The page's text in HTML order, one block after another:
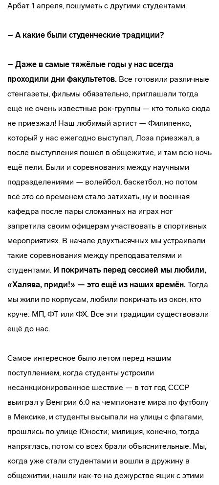
Арбат 1 апреля, пошуметь с другими студентами.
– А какие были студенческие традиции?
– Даже в самые тяжёлые годы у нас всегда
проходили дни факультетов. Все готовили различные
стенгазеты, фильмы обязательно, приглашали тогда
ещё не очень известные рок-группы — кто только сюда
не приезжал! Наш любимый артист — Филипенко,
который у нас ежегодно выступал, Лоза приезжал, а
после выступления пошёл в общежитие, и там всю ночь
ещё пели. Были и соревнования между научными
подразделениями — волейбол, баскетбол, но потом
всё это со временем стало затихать, ну и военная
кафедра после пары сломанных на играх ног
запретила своим офицерам участвовать в спортивных
мероприятиях. В начале двухтысячных мы устраивали
такие соревнования между преподавателями и
студентами. И покричать перед сессией мы любили,
«Халява, приди!» — это ещё из наших времён. Тогда
мы жили по корпусам, любили покричать из окон, кто
круче: МП, ФТ или ФХ. Все эти традиции существовали
ещё до нас.
Самое интересное было летом перед нашим
поступлением, когда студенты устроили
несанкционированное шествие — в тот год СССР
выиграл у Венгрии 6:0 на чемпионате мира по футболу
в Мексике, и студенты высыпали на улицы с флагами,
прошлись по улице Юности; милиция, конечно, тогда
напряглась, потом со всех брали объяснительные. Мы,
когда уже стали студентами и вошли в дружину в
общежитии, нашли как-то на дежурстве ящик с этими